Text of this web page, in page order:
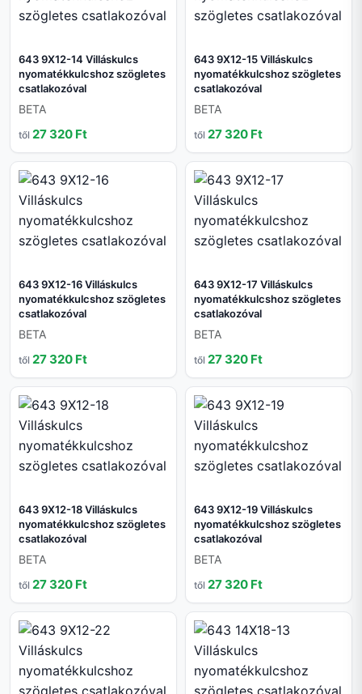
643 9X12-14 Villáskulcs
nyomatékkulcshoz szögletes
csatlakozóval
BETA
től 27 320 Ft
643 9X12-15 Villáskulcs
nyomatékkulcshoz szögletes
csatlakozóval
BETA
től 27 320 Ft
643 9X12-16 Villáskulcs
nyomatékkulcshoz szögletes
csatlakozóval
BETA
től 27 320 Ft
643 9X12-17 Villáskulcs
nyomatékkulcshoz szögletes
csatlakozóval
BETA
től 27 320 Ft
643 9X12-18 Villáskulcs
nyomatékkulcshoz szögletes
csatlakozóval
BETA
től 27 320 Ft
643 9X12-19 Villáskulcs
nyomatékkulcshoz szögletes
csatlakozóval
BETA
től 27 320 Ft